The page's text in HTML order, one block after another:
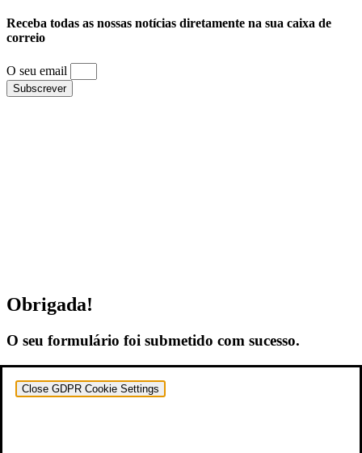
Receba todas as nossas notícias diretamente na sua caixa de
correio
O seu email
Subscrever
Obrigada!
O seu formulário foi submetido com sucesso.
Close GDPR Cookie Settings